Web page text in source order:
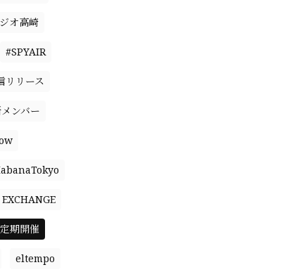
オ高崎
#SPYAIR
リリース
ンバー
定期開催
eltempo